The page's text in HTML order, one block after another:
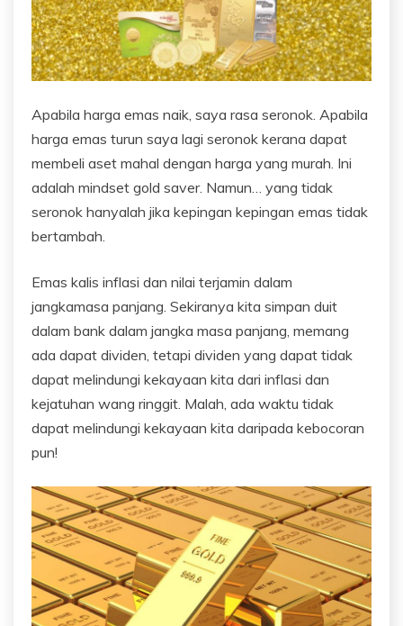
Apabila harga emas naik, saya rasa seronok. Apabila
harga emas turun saya lagi seronok kerana dapat
membeli aset mahal dengan harga yang murah. Ini
adalah mindset gold saver. Namun… yang tidak
seronok hanyalah jika kepingan kepingan emas tidak
bertambah.
Emas kalis inflasi dan nilai terjamin dalam
jangkamasa panjang. Sekiranya kita simpan duit
dalam bank dalam jangka masa panjang, memang
ada dapat dividen, tetapi dividen yang dapat tidak
dapat melindungi kekayaan kita dari inflasi dan
kejatuhan wang ringgit. Malah, ada waktu tidak
dapat melindungi kekayaan kita daripada kebocoran
pun!